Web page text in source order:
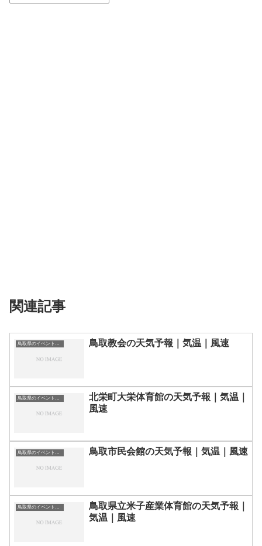
関連記事
鳥取県のイベント会場一覧 鳥取教会の天気予報｜気温｜風速
鳥取県のイベント会場一覧
北栄町大栄体育館の天気予報｜気温｜
風速
鳥取県のイベント会場一覧 鳥取市民会館の天気予報｜気温｜風速
鳥取県のイベント会場一覧
鳥取県立米子産業体育館の天気予報｜
気温｜風速